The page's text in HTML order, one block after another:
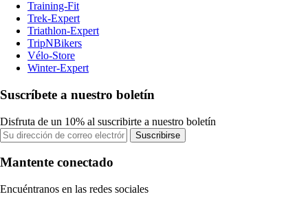
Training-Fit
Trek-Expert
Triathlon-Expert
TripNBikers
Vélo-Store
Winter-Expert
Suscríbete a nuestro boletín
Disfruta de un 10% al suscribirte a nuestro boletín
Suscribirse
Mantente conectado
Encuéntranos en las redes sociales